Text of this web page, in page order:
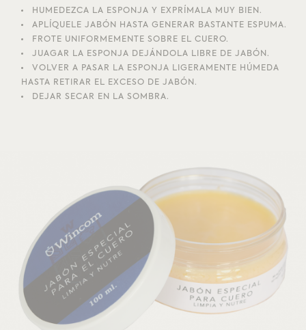
HUMEDEZCA LA ESPONJA Y EXPRÍMALA MUY BIEN.
APLÍQUELE JABÓN HASTA GENERAR BASTANTE ESPUMA.
FROTE UNIFORMEMENTE SOBRE EL CUERO.
JUAGAR LA ESPONJA DEJÁNDOLA LIBRE DE JABÓN.
VOLVER A PASAR LA ESPONJA LIGERAMENTE HÚMEDA
HASTA RETIRAR EL EXCESO DE JABÓN.
DEJAR SECAR EN LA SOMBRA.